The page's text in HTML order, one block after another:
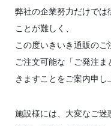
お知らせ
弊社の企業努力だけでは
ことが難しく、
この度いきいき通販のご
ご注文可能な「ご発注
きますことをご案内申し
施設様には、大変なご迷